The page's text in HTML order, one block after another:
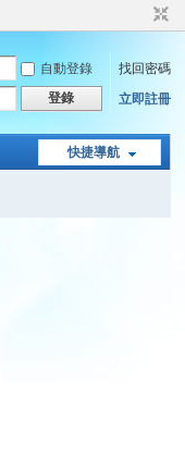
自動登錄
找回密碼
登錄 立即註冊
快捷導航